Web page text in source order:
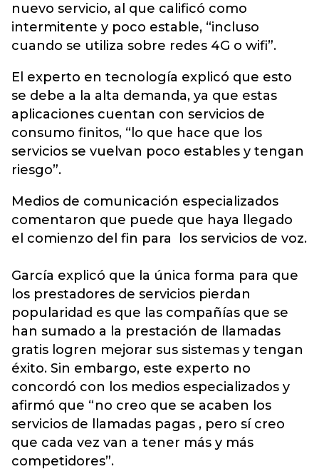
nuevo servicio, al que calificó como
intermitente y poco estable, “incluso
cuando se utiliza sobre redes 4G o wifi”.
El experto en tecnología explicó que esto
se debe a la alta demanda, ya que estas
aplicaciones cuentan con servicios de
consumo finitos, “lo que hace que los
servicios se vuelvan poco estables y tengan
riesgo”.
Medios de comunicación especializados
comentaron que puede que haya llegado
el comienzo del fin para los servicios de voz.
García explicó que la única forma para que
los prestadores de servicios pierdan
popularidad es que las compañías que se
han sumado a la prestación de llamadas
gratis logren mejorar sus sistemas y tengan
éxito. Sin embargo, este experto no
concordó con los medios especializados y
afirmó que “no creo que se acaben los
servicios de llamadas pagas , pero sí creo
que cada vez van a tener más y más
competidores”.